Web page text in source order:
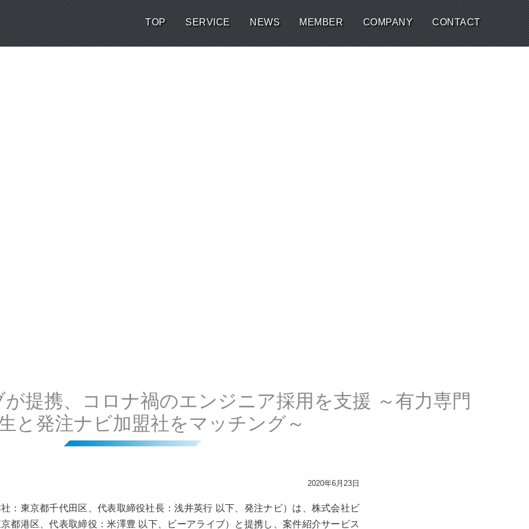
TOP SERVICE NEWS MEMBER COMPANY CONTACT
提携、コロナ禍のエンジニア採用を支援 ～有力専門
と発注ナビ加盟社をマッチング～
2020年6月23日
：東京都千代田区、代表取締役社長：浅井英行 以下、発注ナビ）は、株式会社ビ
都港区、代表取締役：米澤豊 以下、ビーアライブ）と提携し、案件紹介サービス